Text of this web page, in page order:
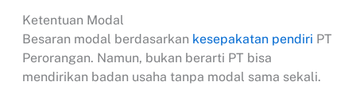
Ketentuan Modal
Besaran modal berdasarkan kesepakatan pendiri PT
Perorangan. Namun, bukan berarti PT bisa
mendirikan badan usaha tanpa modal sama sekali.